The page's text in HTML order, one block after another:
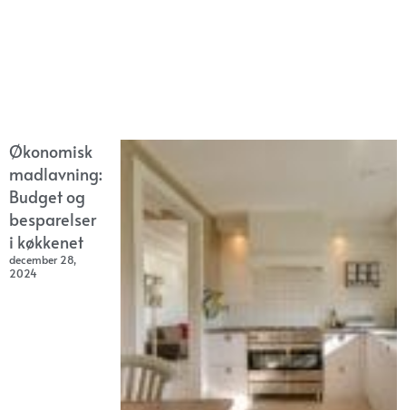
Økonomisk
madlavning:
Budget og
besparelser
i køkkenet
december 28,
2024